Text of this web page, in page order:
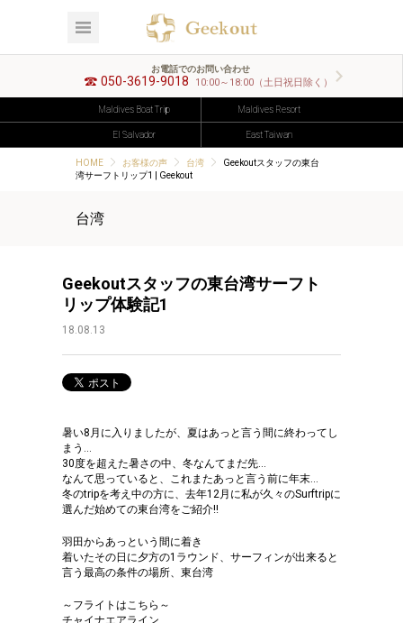
お電話でのお問い合わせ
050-3619-9018 10:00～18:00（土日祝日除く）
Maldives Boat Trip Maldives Resort
El Salvador East Taiwan
HOME お客様の声 台湾
Geekoutスタッフの東台
湾サーフトリップ1 | Geekout
台湾
Geekoutスタッフの東台湾サーフト
リップ体験記1
18.08.13
暑い8月に入りましたが、夏はあっと言う間に終わってし
まう…
30度を超えた暑さの中、冬なんてまだ先…
なんて思っていると、これまたあっと言う前に年末…
冬のtripを考え中の方に、去年12月に私が久々のSurftripに
選んだ始めての東台湾をご紹介!!
羽田からあっという間に着き
着いたその日に夕方の1ラウンド、サーフィンが出来ると
言う最高の条件の場所、東台湾
～フライトはこちら～
チャイナエアライン